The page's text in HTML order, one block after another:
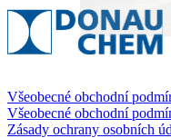
Všeobecné obchodní
Všeobecné obchodní
Zásady ochrany osobních